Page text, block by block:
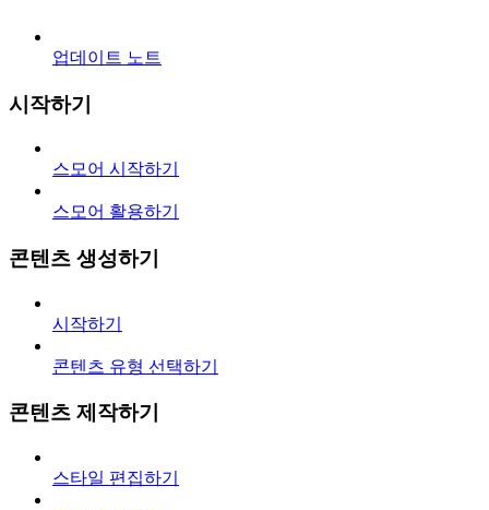
업데이트 노트
시작하기
스모어 시작하기
스모어 활용하기
콘텐츠 생성하기
시작하기
콘텐츠 유형 선택하기
콘텐츠 제작하기
스타일 편집하기